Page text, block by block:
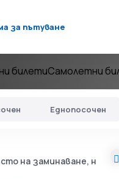
за пътуване
билетиСамолетни
Еднопосочен